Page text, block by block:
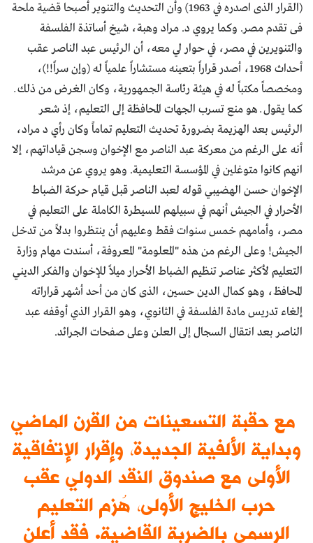
(القرار الذى اصدره في 1963) وأن التحديث والتنوير أصبحا قضية ملحة
فى تقدم مصر. وكما يروي د. مراد وهبة، شيخ أساتذة الفلسفة
والتنويرين في مصر، في حوار لي معه، أن الرئيس عبد الناصر عقب
أحداث 1968، أصدر قراراً بتعينه مستشاراً علمياً له (وإن سراً!!)،
ومخصصاً مكتباً له في هيئة رئاسة الجمهورية، وكان الغرض من ذلك ــ
كما يقول ــ هو منع تسرب الجهات المحافظة إلى التعليم، إذ شعر
الرئيس بعد الهزيمة بضرورة تحديث التعليم تماماً وكان رأي د مراد،
أنه على الرغم من معركة عبد الناصر مع الإخوان وسجن قياداتهم، إلا
انهم كانوا متوغلين في المؤسسة التعليمية. وهو يروي عن مرشد
الإخوان حسن الهضيبي قوله لعبد الناصر قبل قيام حركة الضباط
الأحرار في الجيش أنهم في سبيلهم للسيطرة الكاملة على التعليم في
مصر، وأمامهم خمس سنوات فقط وعليهم أن ينتظروا بدلاً من تدخل
الجيش! وعلى الرغم من هذه "المعلومة" المعروفة، أسندت مهام وزارة
التعليم لأكثر عناصر تنظيم الضباط الأحرار ميلاً للإخوان والفكر الديني
المحافظ، وهو كمال الدين حسين، الذى كان من أحد أشهر قراراته
إلغاء تدريس مادة الفلسفة في الثانوي، وهو القرار الذي أوقفه عبد
الناصر بعد انتقال السجال إلى العلن وعلى صفحات الجرائد.
مع حقبة التسعينات من القرن الماضي
وبداية الألفية الجديدة، وإقرار الإتفاقية
الأولى مع صندوق النقد الدولي عقب
حرب الخليج الأولى، هُزم التعليم
الرسمي بالضربة القاضية. فقد أعلن